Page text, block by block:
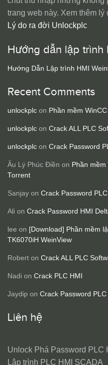
trang web này. Xem thêm lý
Lý do ra đời Unlockplc
Hướng dẫn lập trình
Hướng Dẫn Lập trình HMI
Recent Comments
unlockplc on Phần mềm
unlockplc on Crack ALL PLC
unlockplc on Crack Password
Âu Lý Phúc Điền on Phần mềm
Torrent
Sanjay on Crack Password
Ali on Crack Password HMI
lee on [Download] Phần mềm
TK6070iH WeinView
Robert on Crack ALL PLC
Nadi on Crack PLC HMI
Jaydip on Crack Password
Liên hệ
Unlock Phá Password PLC
Lập trình PLC HMI SCADA